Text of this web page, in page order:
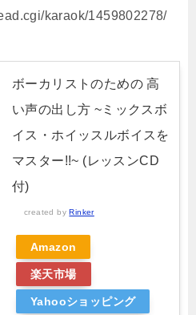
karaok/1459802278/
ボーカリストのための 高
い声の出し方 ~ミックスボ
イス・ホイッスルボイスを
マスター!!~ (レッスンCD
付)
created byRinker
Amazon
楽天市場
Yahooショッピング